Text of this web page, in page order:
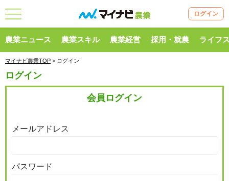
ログイン
農業ニュース 農業スキル 農業経営 採用・就農 ライフ
マイナビ農業TOP > ログイン
ログイン
会員ログイン
メールアドレス
パスワード